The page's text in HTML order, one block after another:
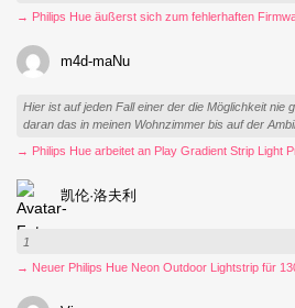
→ Philips Hue äußerst sich zum fehlerhaften
m4d-maNu
Hier ist auf jeden Fall einer der die Möglichkeit nie
daran das in meinen Wohnzimmer bis auf der
→ Philips Hue arbeitet an Play Gradient Strip Light
凯伦·洛夫利
1
→ Neuer Philips Hue Neon Outdoor Lightstrip für